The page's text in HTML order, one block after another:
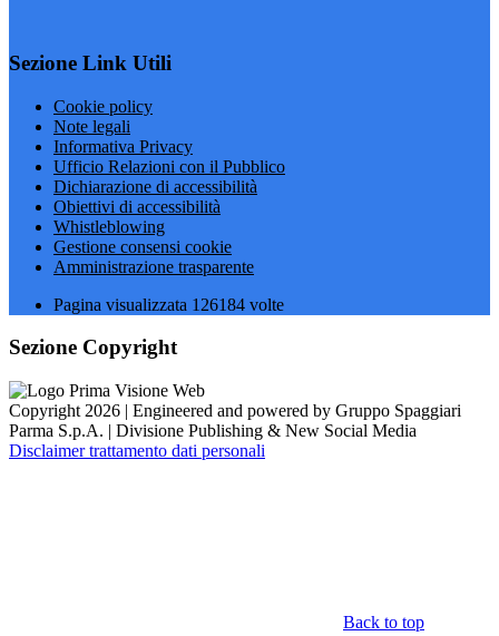
Sezione Link Utili
Cookie policy
Note legali
Informativa Privacy
Ufficio Relazioni con il Pubblico
Dichiarazione di accessibilità
Obiettivi di accessibilità
Whistleblowing
Gestione consensi cookie
Amministrazione trasparente
Pagina visualizzata 126184 volte
Sezione Copyright
Copyright 2026 | Engineered and powered by Gruppo Spaggiari
Parma S.p.A. | Divisione Publishing & New Social Media
Disclaimer trattamento dati personali
Back to top